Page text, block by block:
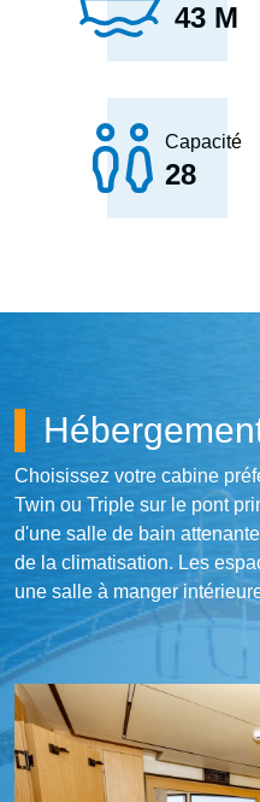
43 M
Capacité
28
Choisissez votre cabine
Twin ou Triple sur le pont
d'une salle de bain
de la climatisation. Les
une salle à manger
Suite
Odyssey